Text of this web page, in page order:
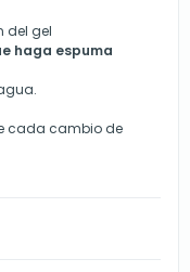
del gel
haga espuma
cada cambio de